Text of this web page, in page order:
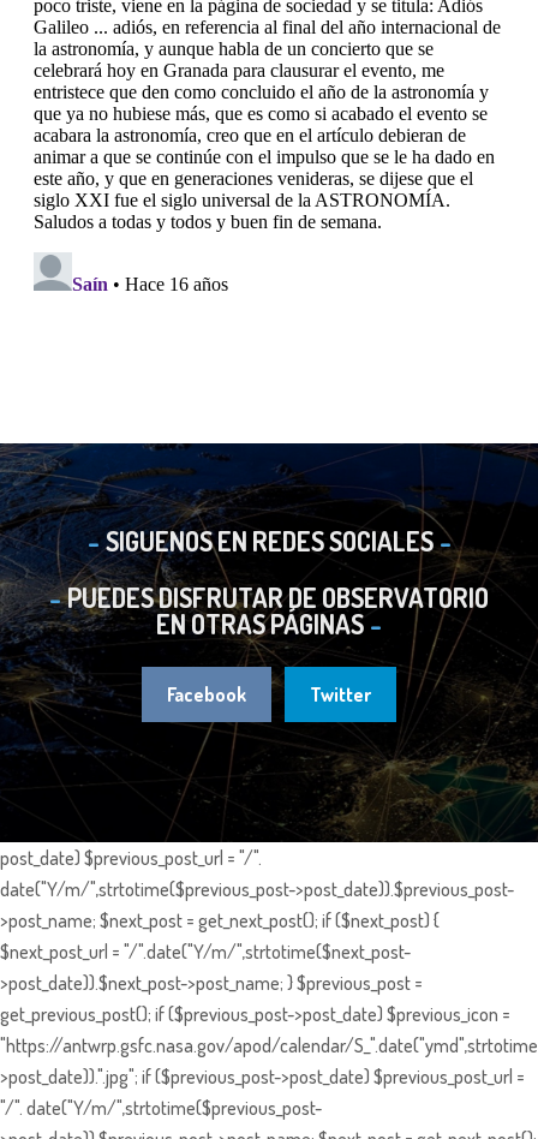
SIGUENOS EN REDES SOCIALES
PUEDES DISFRUTAR DE OBSERVATORIO
EN OTRAS PÁGINAS
Facebook Twitter
post_date) $previous_post_url = "/".
date("Y/m/",strtotime($previous_post->post_date)).$previous_post-
>post_name; $next_post = get_next_post(); if ($next_post) {
$next_post_url = "/".date("Y/m/",strtotime($next_post-
>post_date)).$next_post->post_name; } $previous_post =
get_previous_post(); if ($previous_post->post_date) $previous_icon =
"https://antwrp.gsfc.nasa.gov/apod/calendar/
>post_date)).".jpg"; if ($previous_post->post_date) $previous_post_url =
"/". date("Y/m/",strtotime($previous_post-